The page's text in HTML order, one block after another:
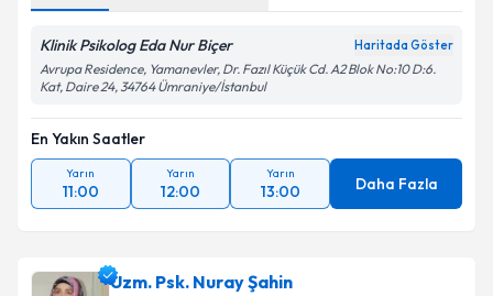
Klinik Psikolog Eda Nur Biçer Haritada Göster
Avrupa Residence, Yamanevler, Dr. Fazıl Küçük Cd. A2 Blok No:10 D:6.
Kat, Daire 24, 34764 Ümraniye/İstanbul
En Yakın Saatler
Yarın
11:00
Yarın
12:00
Yarın
13:00 Daha Fazla
Uzm. Psk. Nuray Şahin